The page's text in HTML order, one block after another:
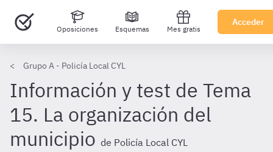
Oposiciones Esquemas Mes gratis
Acceder
Grupo A - Policía Local CYL
Información y test de Tema
15. La organización del
municipio de Policía Local CYL